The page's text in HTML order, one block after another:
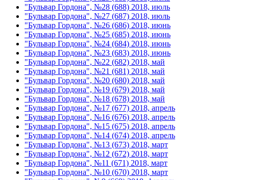
"Бульвар Гордона", №28 (688) 2018, июль
"Бульвар Гордона", №27 (687) 2018, июль
"Бульвар Гордона", №26 (686) 2018, июнь
"Бульвар Гордона", №25 (685) 2018, июнь
"Бульвар Гордона", №24 (684) 2018, июнь
"Бульвар Гордона", №23 (683) 2018, июнь
"Бульвар Гордона", №22 (682) 2018, май
"Бульвар Гордона", №21 (681) 2018, май
"Бульвар Гордона", №20 (680) 2018, май
"Бульвар Гордона", №19 (679) 2018, май
"Бульвар Гордона", №18 (678) 2018, май
"Бульвар Гордона", №17 (677) 2018, апрель
"Бульвар Гордона", №16 (676) 2018, апрель
"Бульвар Гордона", №15 (675) 2018, апрель
"Бульвар Гордона", №14 (674) 2018, апрель
"Бульвар Гордона", №13 (673) 2018, март
"Бульвар Гордона", №12 (672) 2018, март
"Бульвар Гордона", №11 (671) 2018, март
"Бульвар Гордона", №10 (670) 2018, март